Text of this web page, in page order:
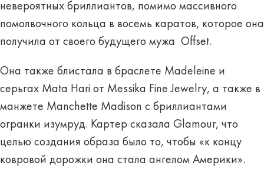
невероятных бриллиантов, помимо массивного
помолвочного кольца в восемь каратов, которое она
получила от своего будущего мужа Offset.
Она также блистала в браслете Madeleine и
серьгах Mata Hari от Messika Fine Jewelry, а также в
манжете Manchette Madison с бриллиантами
огранки изумруд. Картер сказала Glamour, что
целью создания образа было то, чтобы «к концу
ковровой дорожки она стала ангелом Америки».